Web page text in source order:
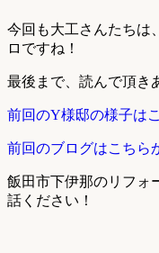
今回も大工さんたちは
ロですね！
最後まで、読んで頂き
前回のY様邸の様子は
前回のブログはこちら
飯田市下伊那のリフォ
話ください！